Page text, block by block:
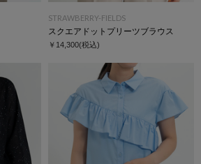
STRAWBERRY-FIELDS
スクエアドットプリーツブラウス
￥14,300(税込)